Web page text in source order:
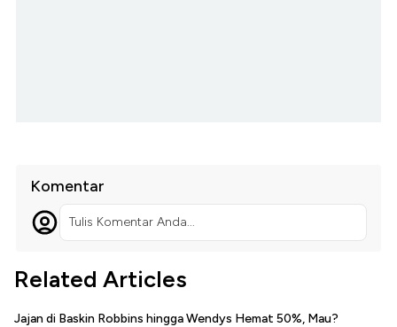
Komentar
Tulis Komentar Anda...
Related Articles
Jajan di Baskin Robbins hingga Wendys Hemat 50%, Mau?